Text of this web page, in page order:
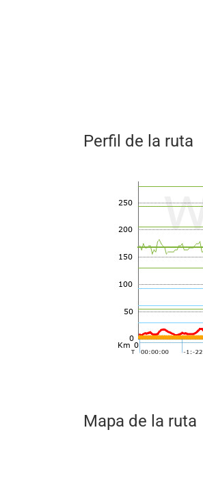
Perfil de la ruta
Mapa de la ruta